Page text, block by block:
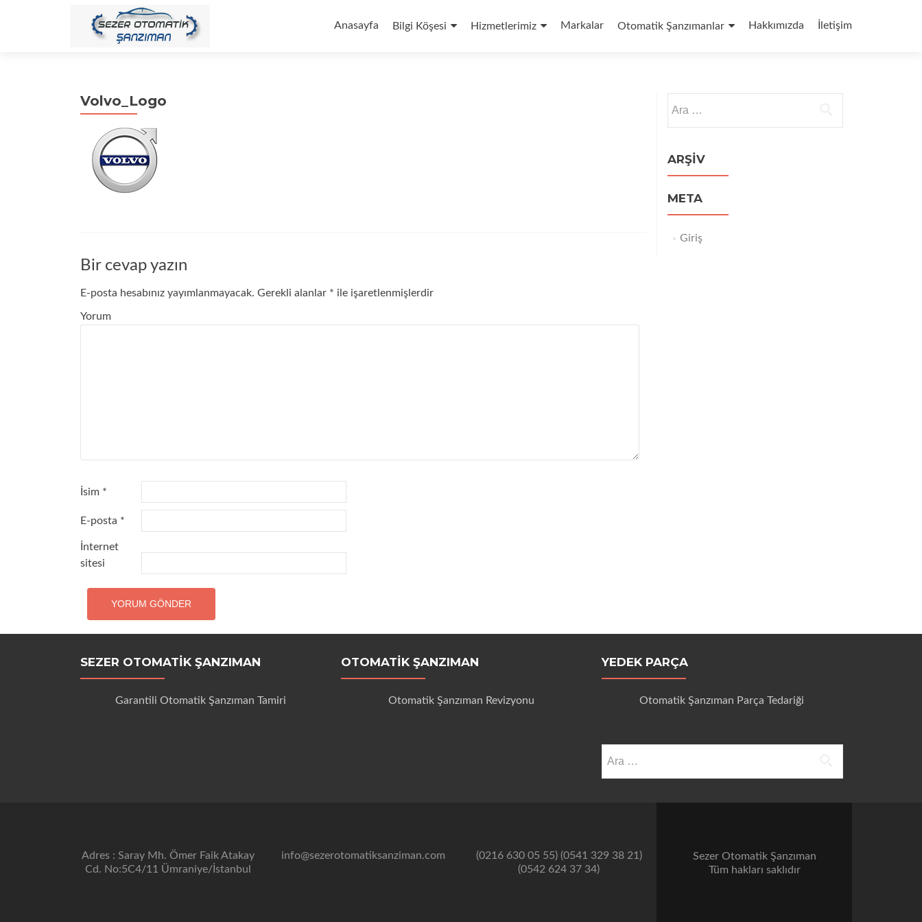
geç
Anasayfa Bilgi Köşesi Hizmetlerimiz Markalar Otomatik Şanzımanlar Hakkımızda İletişim
Volvo_Logo
Bir cevap yazın
E-posta hesabınız yayımlanmayacak. Gerekli alanlar * ile işaretlenmişlerdir
Yorum
İsim *
E-posta *
İnternet
sitesi
ARŞIV
META
Giriş
SEZER OTOMATIK ŞANZIMAN
Garantili Otomatik Şanzıman Tamiri
OTOMATIK ŞANZIMAN
Otomatik Şanzıman Revizyonu
YEDEK PARÇA
Otomatik Şanzıman Parça Tedariği
Adres : Saray Mh. Ömer Faik Atakay
Cd. No:5C4/11 Ümraniye/İstanbul
info@sezerotomatiksanziman.com
(0216 630 05 55) (0541 329 38 21)
(0542 624 37 34)
Sezer Otomatik Şanzıman
Tüm hakları saklıdır